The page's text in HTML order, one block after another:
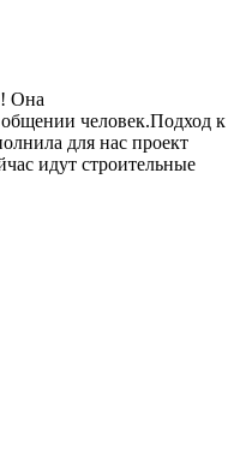
Она
человек.Подход к
для нас проект
идут строительные